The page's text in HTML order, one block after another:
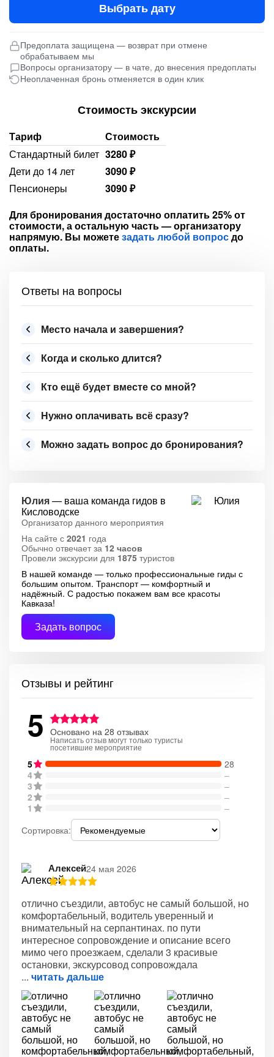
Выбрать дату
Предоплата защищена — возврат при отмене
обрабатываем мы
Вопросы организатору — в чате, до внесения предоплаты
Неоплаченная бронь отменяется в один клик
Стоимость экскурсии
Тариф
Стоимость
Стандартный билет 3280 ₽
Дети до 14 лет
3090 ₽
Пенсионеры
3090 ₽
Для бронирования достаточно оплатить 25% от
стоимости, а остальную часть — организатору
напрямую. Вы можетезадать любой вопросдо
оплаты.
Ответы на вопросы
Место начала и завершения?
Когда и сколько длится?
Кто ещё будет вместе со мной?
Нужно оплачивать всё сразу?
Можно задать вопрос до бронирования?
Юлия— ваша команда гидов в
Кисловодске
Организатор данного мероприятия
На сайте с 2021 года
Обычно отвечает за 12 часов
Провели экскурсии для 1875 туристов
В нашей команде — только профессиональные гиды с
большим опытом. Транспорт — комфортный и
надёжный. С радостью покажем вам все красоты
Кавказа!
Задать вопрос
Отзывы и рейтинг
5 Основано на 28 отзывах
Написать отзыв могут только туристы
посетившие мероприятие
5
28
4
–
3
–
2
–
1
–
Сортировка:
Алексей24 мая 2026
отлично съездили, автобус не самый большой, но
комфортабельный, водитель уверенный и
внимательный на серпантинах. по пути
интересное сопровождение и описание всего
мимо чего проезжаем, сделали 3 красивые
остановки, экскурсовод сопровождала
читать дальше